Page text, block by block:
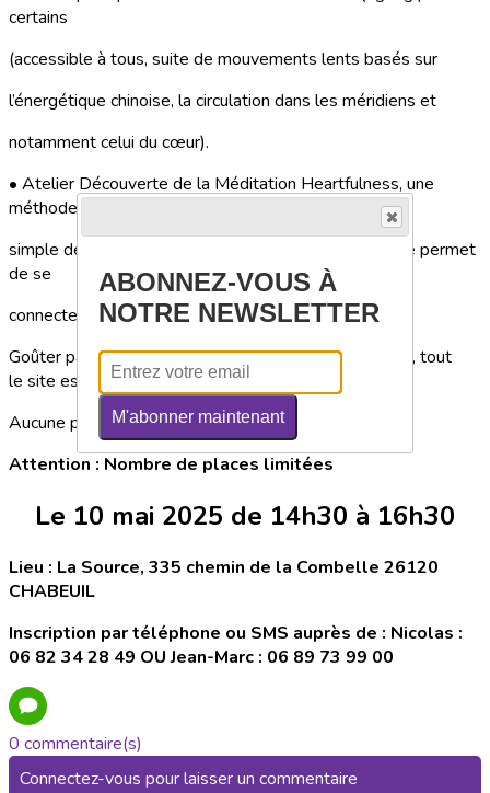
certains
(accessible à tous, suite de mouvements lents basés sur
l’énergétique chinoise, la circulation dans les méridiens et
notamment celui du cœur).
• Atelier Découverte de la Méditation Heartfulness, une
méthode
simple de relaxation et de méditation dont la pratique permet
de se
connecter aux ressources infinies du cœur.
Goûter partagé avec les apports de chacun, (pour info, tout
le site est végétarien et sans alcool)
Aucune participation financière n’est demandée
Attention : Nombre de places limitées
Le 10 mai 2025 de 14h30 à 16h30
Lieu : La Source, 335 chemin de la Combelle 26120
CHABEUIL
Inscription par téléphone ou SMS auprès de : Nicolas :
06 82 34 28 49 OU Jean-Marc : 06 89 73 99 00
0 commentaire(s)
Connectez-vous pour laisser un commentaire
ABONNEZ-VOUS À
NOTRE NEWSLETTER
M'abonner maintenant